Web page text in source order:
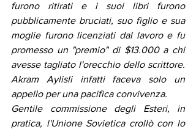
furono ritirati e i suoi libri furono
pubblicamente bruciati, suo figlio e sua
moglie furono licenziati dal lavoro e fu
promesso un "premio" di $13.000 a chi
avesse tagliato l'orecchio dello scrittore.
Akram Aylisli infatti faceva solo un
appello per una pacifica convivenza.
Gentile commissione degli Esteri, in
pratica, l'Unione Sovietica crollò con lo